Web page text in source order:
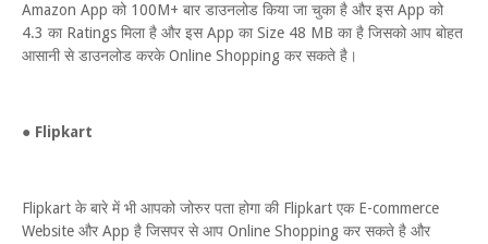
Amazon App को 100M+ बार डाउनलोड किया जा चुका है और इस App को
4.3 का Ratings मिला है और इस App का Size 48 MB का है जिसको आप बोहत
आसानी से डाउनलोड करके Online Shopping कर सकते है।
● Flipkart
Flipkart के बारे में भी आपको जोरुर पता होगा की Flipkart एक E-commerce
Website और App है जिसपर से आप Online Shopping कर सकते है और